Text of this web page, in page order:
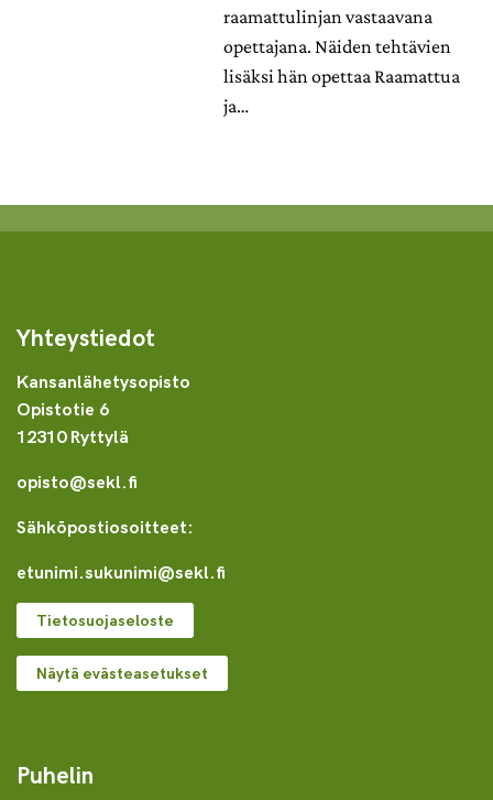
raamattulinjan vastaavana
opettajana. Näiden tehtävien
lisäksi hän opettaa Raamattua
ja…
Yhteystiedot
Kansanlähetysopisto
Opistotie 6
12310 Ryttylä
opisto@sekl.fi
Sähköpostiosoitteet:
etunimi.sukunimi@sekl.fi
Tietosuojaseloste
Näytä evästeasetukset
Puhelin